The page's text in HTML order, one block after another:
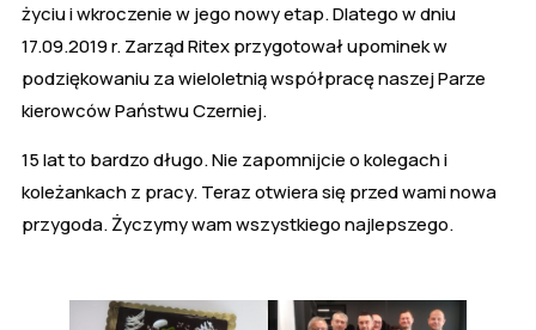
życiu i wkroczenie w jego nowy etap. Dlatego w dniu
17.09.2019 r. Zarząd Ritex przygotował upominek w
podziękowaniu za wieloletnią współpracę naszej Parze
kierowców Państwu Czerniej.
15 lat to bardzo długo. Nie zapomnijcie o kolegach i
koleżankach z pracy. Teraz otwiera się przed wami nowa
przygoda. Życzymy wam wszystkiego najlepszego.